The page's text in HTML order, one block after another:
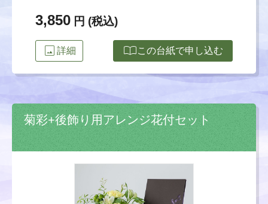
3,850 円 (税込)
image 詳細 import_contactsこの台紙で申し込む
菊彩+後飾り用アレンジ花付セット